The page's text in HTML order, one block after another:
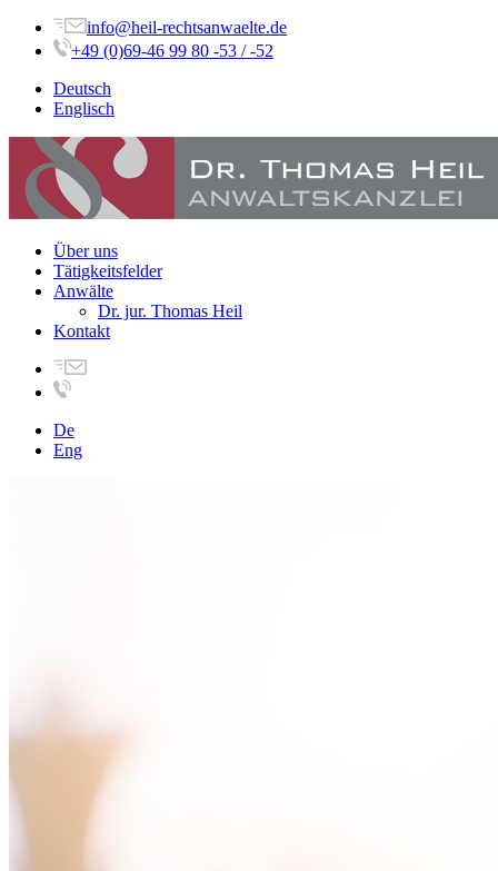
info@heil-rechtsanwaelte.de
+49 (0)69-46 99 80 -53 / -52
Deutsch
Englisch
Über uns
Tätigkeitsfelder
Anwälte
Dr. jur. Thomas Heil
Kontakt
De
Eng